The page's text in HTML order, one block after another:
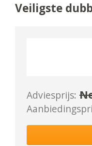
Veiligste
Adviesprijs: